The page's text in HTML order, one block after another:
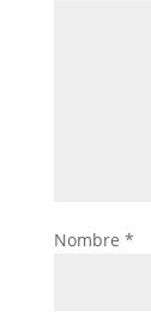
Nombre *